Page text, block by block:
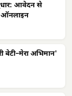
आवेदन से
ऑनलाइन
बेटी–मेरा अभिमान'